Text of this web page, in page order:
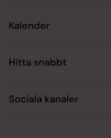
Kalender
Hitta snabbt
Sociala kanaler